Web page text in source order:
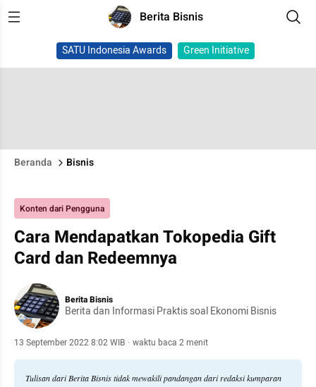
Berita Bisnis
SATU Indonesia Awards Green Initiative
Beranda Bisnis
Konten dari Pengguna
Cara Mendapatkan Tokopedia Gift
Card dan Redeemnya
Berita Bisnis
Berita dan Informasi Praktis soal Ekonomi Bisnis
13 September 2022 8:02 WIB · waktu baca 2 menit
Tulisan dari Berita Bisnis tidak mewakili pandangan dari redaksi kumparan